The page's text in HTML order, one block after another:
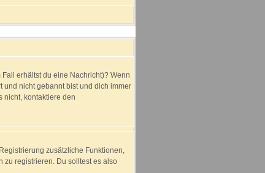
erhältst du eine Nachricht)? Wenn
und nicht gebannt bist und dich immer
nicht, kontaktiere den
zusätzliche Funktionen,
zu registrieren. Du solltest es also